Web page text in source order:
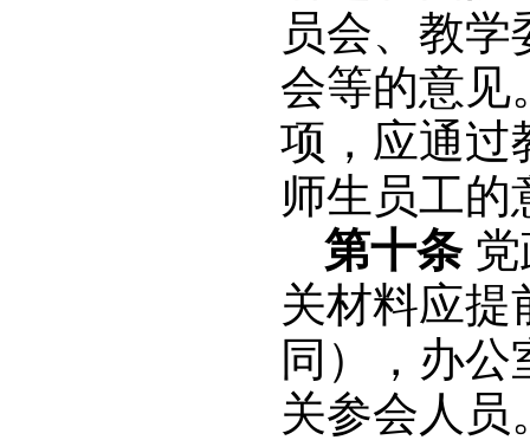
员会、教
会等的意见
项，应通过
师生员工的
第十条党
关材料应提
同），办
关参会人员